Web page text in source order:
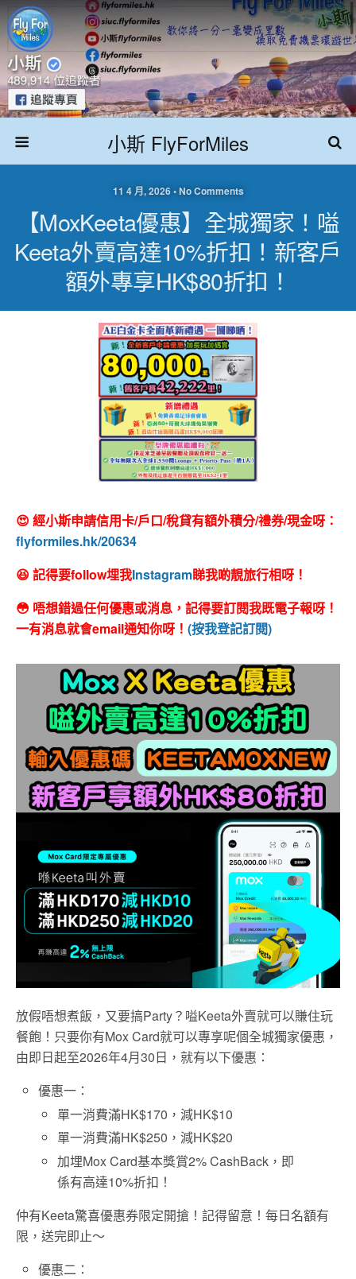
小斯 FlyForMiles
11 4 月, 2026 • No Comments
【MoxKeeta優惠】全城獨家！嗌
Keeta外賣高達10%折扣！新客戶
額外專享HK$80折扣！
😍 經小斯申請信用卡/戶口/稅貸有額外積分/禮券/現金呀：
flyformiles.hk/20634
😆 記得要follow埋我Instagram睇我啲靚旅行相呀！
😳 唔想錯過任何優惠或消息，記得要訂閱我既電子報呀！
一有消息就會email通知你呀！ (按我登記訂閱)
放假唔想煮飯，又要搞Party？嗌Keeta外賣就可以賺住玩
餐飽！只要你有Mox Card就可以專享呢個全城獨家優惠，
由即日起至2026年4月30日，就有以下優惠：
優惠一：
單一消費滿HK$170，減HK$10
單一消費滿HK$250，減HK$20
加埋Mox Card基本獎賞2% CashBack，即
係有高達10%折扣！
仲有Keeta驚喜優惠券限定開搶！記得留意！每日名額有
限，送完即止～
優惠二：